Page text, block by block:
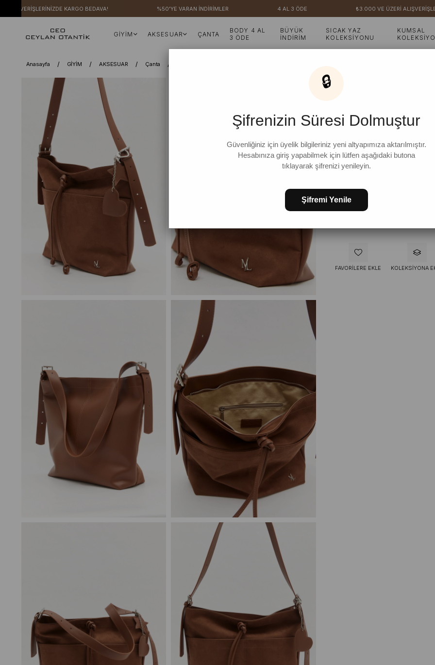
KARGO BEDAVA! %50'YE VARAN İNDİRİMLER 4 AL 3 ÖDE ₺3.000 VE ÜZERİ
GİYİM AKSESUAR ÇANTA
BODY 4 AL
3 ÖDE
BÜYÜK
İNDİRİM
SICAK YAZ
KOLEKSİYONU
KUMSAL
Anasayfa GİYİM AKSESUAR Çanta
Taba Petra Süet-Deri
% 13
₺1.599,99
FAVORILERE EKLE KOLEKSIYONA
🔒
Şifrenizin Süresi Dolmuştur
Güvenliğiniz için üyelik bilgileriniz yeni altyapımıza aktarılmıştır.
Hesabınıza giriş yapabilmek için lütfen aşağıdaki butona
tıklayarak şifrenizi yenileyin.
Şifremi Yenile